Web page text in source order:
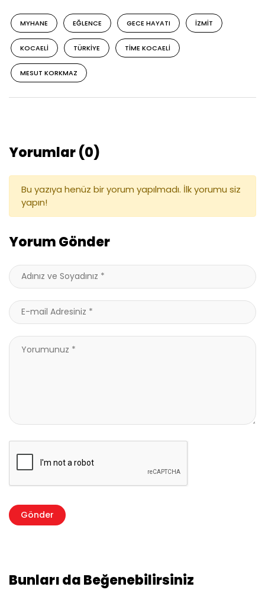
MYHANE EĞLENCE GECE HAYATI IZMIT
KOCAELI TÜRKIYE TIME KOCAELI
MESUT KORKMAZ
Yorumlar (0)
Bu yazıya henüz bir yorum yapılmadı. İlk yorumu siz
yapın!
Yorum Gönder
Bunları da Beğenebilirsiniz